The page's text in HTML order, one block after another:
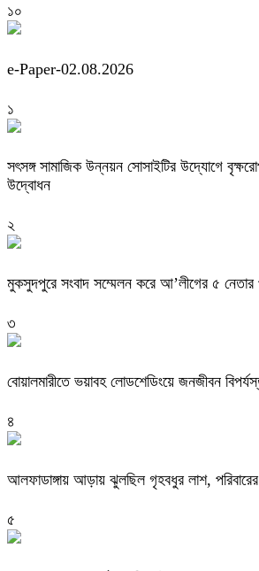
১০
e-Paper-02.08.2026
১
সৎসঙ্গ সামাজিক উন্নয়ন সোসাইটির উদ্যোগে
উদ্বোধন
২
মুকসুদপুরে সংবাদ সম্মেলন করে আ’লীগের ৫
৩
বোয়ালমারীতে ভয়াবহ লোডশেডিংয়ে জনজীবন
৪
আলফাডাঙ্গায় আড়ায় ঝুলছিল গৃহবধুর লাশ, পরিবারের
৫